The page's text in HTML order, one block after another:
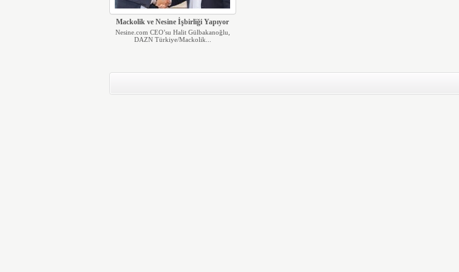
Mackolik ve Nesine İşbirliği Yapıyor
Nesine.com CEO’su Halit Gülbakanoğlu,
DAZN Türkiye/Mackolik...